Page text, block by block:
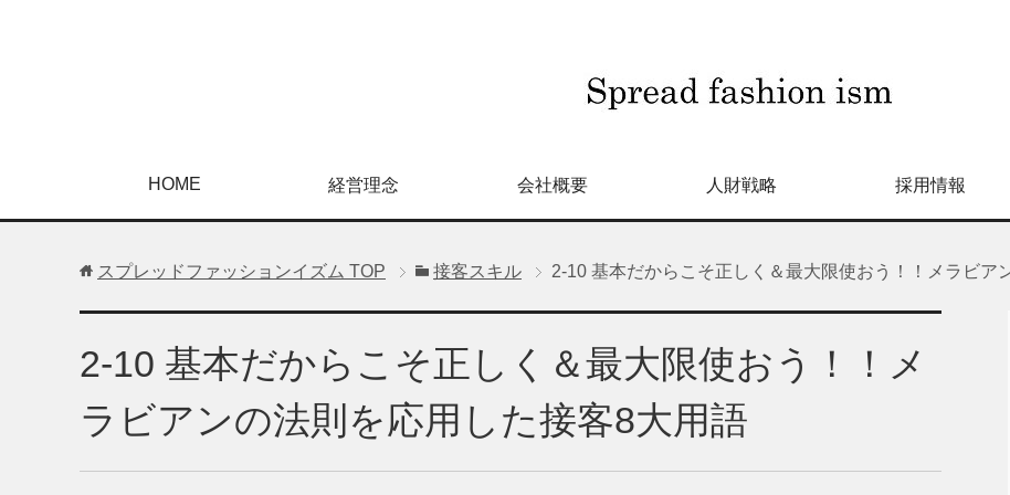
HOME 経営理念 会社概要 人財戦略 採用情報
スプレッドファッションイズム TOP 接客スキル 2-10 基本だからこそ正しく＆最大限使おう！！メラビア
2-10 基本だからこそ正しく＆最大限使おう！！メ
ラビアンの法則を応用した接客8大用語